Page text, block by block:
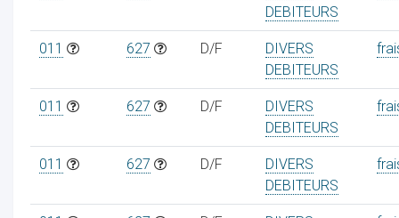
DEBITEURS
011 627 D/F
DIVERS
DEBITEURS
011 627 D/F
DIVERS
DEBITEURS
011 627 D/F
DIVERS
DEBITEURS